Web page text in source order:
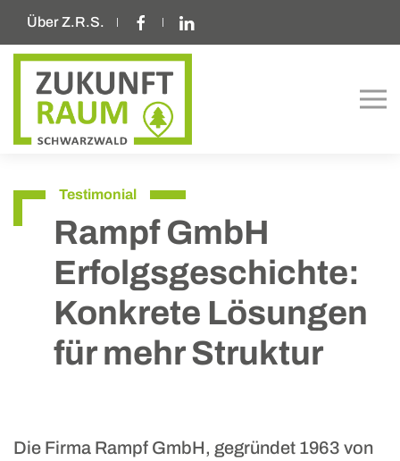
Über Z.R.S.
Testimonial
Rampf GmbH
Erfolgsgeschichte:
Konkrete Lösungen
für mehr Struktur
Die Firma Rampf GmbH, gegründet 1963 von